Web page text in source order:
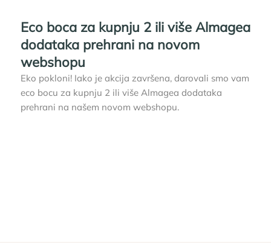
Eco boca za kupnju 2 ili više Almagea
dodataka prehrani na novom
webshopu
Eko pokloni! Iako je akcija završena, darovali smo vam
eco bocu za kupnju 2 ili više Almagea dodataka
prehrani na našem novom webshopu.